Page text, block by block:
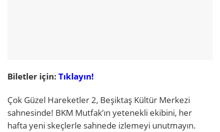
Biletler için: Tıklayın!
Çok Güzel Hareketler 2, Beşiktaş Kültür Merkezi
sahnesinde! BKM Mutfak’ın yetenekli ekibini, her
hafta yeni skeçlerle sahnede izlemeyi unutmayın.